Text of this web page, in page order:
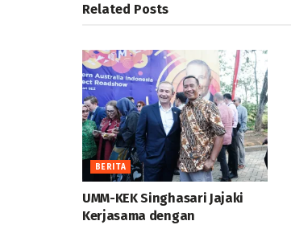
Related Posts
BERITA
UMM-KEK Singhasari Jajaki
Kerjasama dengan